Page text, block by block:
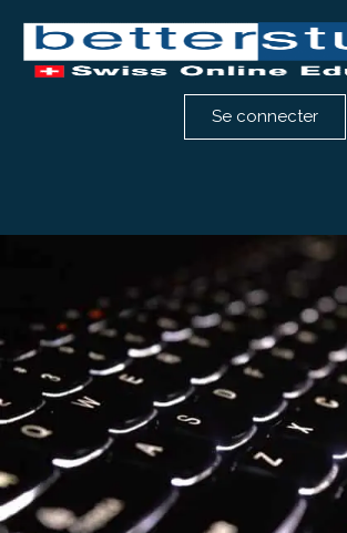
Formation comptabilité
Formation RH
Notre méthode
Témoignages
À propos
Se connecter